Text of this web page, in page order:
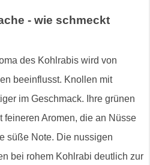
- wie schmeckt
des Kohlrabis wird von
beeinflusst. Knollen mit
im Geschmack. Ihre grünen
feineren Aromen, die an Nüsse
süße Note. Die nussigen
bei rohem Kohlrabi deutlich zur